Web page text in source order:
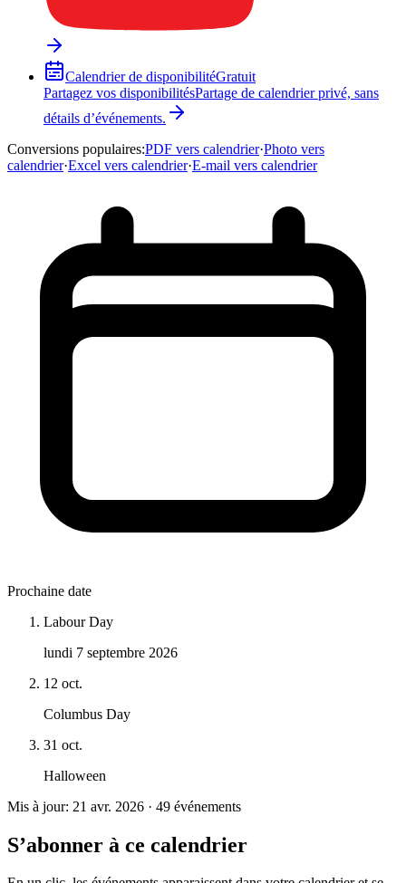
Calendrier de disponibilitéGratuit
Partagez vos disponibilitésPartage de calendrier privé, sans
détails d’événements.
Conversions populaires:PDF vers calendrier·Photo vers
calendrier·Excel vers calendrier·E-mail vers calendrier
Prochaine date
Labour Day
lundi 7 septembre 2026
12 oct.
Columbus Day
31 oct.
Halloween
Mis à jour: 21 avr. 2026 · 49 événements
S’abonner à ce calendrier